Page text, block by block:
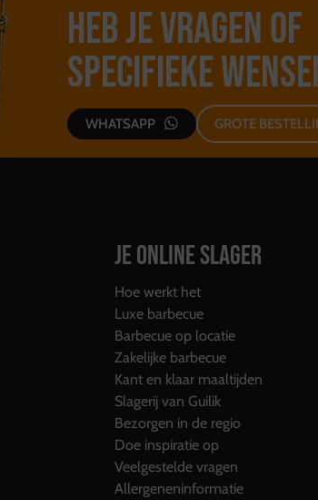
Heb je vragen of
specifieke
WHATSAPP GROTE
JE ONLINE SLAGER
Hoe werkt het
Luxe barbecue
Barbecue op locatie
Zakelijke barbecue
Kant en klaar maaltijden
Slagerij van Guilik
Bezorgen in de regio
Doe inspiratie op
Veelgestelde vragen
Allergeneninformatie